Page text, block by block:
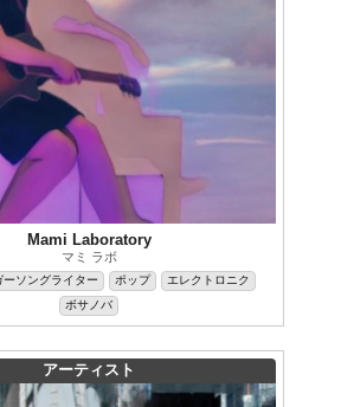
Mami Laboratory
マミ ラボ
ーソングライター ポップ
エレクトロニク
ボサノバ
アーティスト